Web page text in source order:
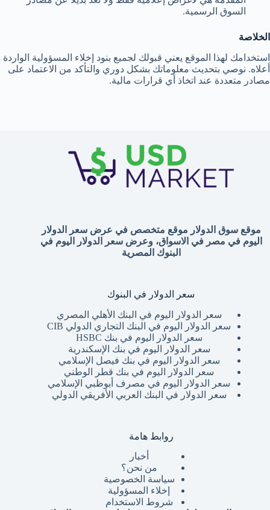
السوق الرسمية.
الخلاصة
استخدامك لهذا الموقع يعني قبولك لجميع بنود إخلاء المسؤولية الواردة
أعلاه. نوصي بتحديث معلوماتك بشكل دوري والتأكد من الاعتماد على
مصادر متعددة عند اتخاذ أي قرارات مالية.
موقع سوق الدولار موقع متخصص في عرض سعر الدولار
اليوم في مصر في الاسواق، وعرض سعر الدولار اليوم في
البنوك المصرية
سعر الدولار في البنوك
سعر الدولار اليوم في البنك الأهلي المصري
سعر الدولار اليوم في البنك التجاري الدولي CIB
سعر الدولار اليوم في بنك HSBC
سعر الدولار اليوم في بنك الإسكندرية
سعر الدولار اليوم في بنك فيصل الإسلامي
سعر الدولار اليوم في بنك قطر الوطني
سعر الدولار اليوم في مصرف أبوظبي الإسلامي
سعر الدولار في البنك العربي الأفريقي الدولي
روابط هامة
أخبار
من نحن؟
سياسة الخصوصية
إخلاء المسؤولية
شروط الاستخدام